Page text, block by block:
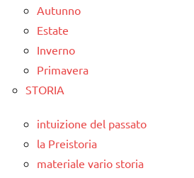
Autunno
Estate
Inverno
Primavera
STORIA
intuizione del passato
la Preistoria
materiale vario storia